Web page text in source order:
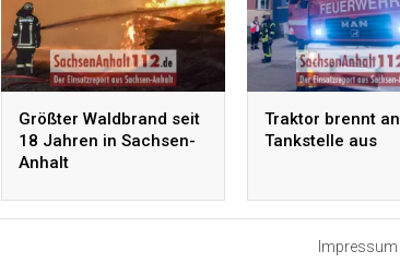
Größter Waldbrand seit
18 Jahren in Sachsen-
Anhalt
Traktor brennt an
Tankstelle aus
Impressum